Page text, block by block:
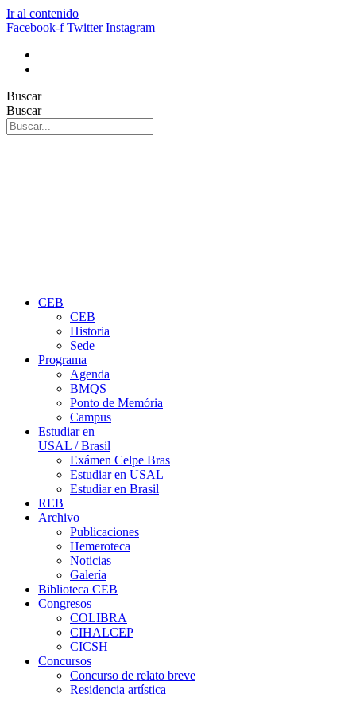
Ir al contenido
Facebook-f Twitter Instagram
Buscar
Buscar
CEB
CEB
Historia
Sede
Programa
Agenda
BMQS
Ponto de Memória
Campus
Estudiar en
USAL / Brasil
Exámen Celpe Bras
Estudiar en USAL
Estudiar en Brasil
REB
Archivo
Publicaciones
Hemeroteca
Noticias
Galería
Biblioteca CEB
Congresos
COLIBRA
CIHALCEP
CICSH
Concursos
Concurso de relato breve
Residencia artística